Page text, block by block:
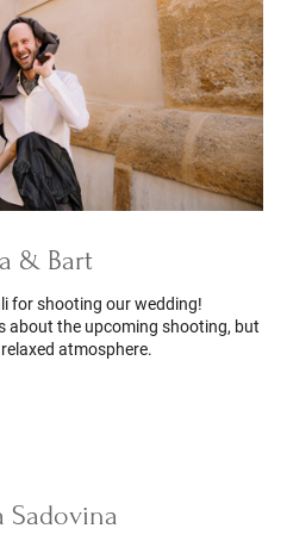
& Bart
for shooting our wedding!
about the upcoming shooting, but
atmosphere.
Sadovina